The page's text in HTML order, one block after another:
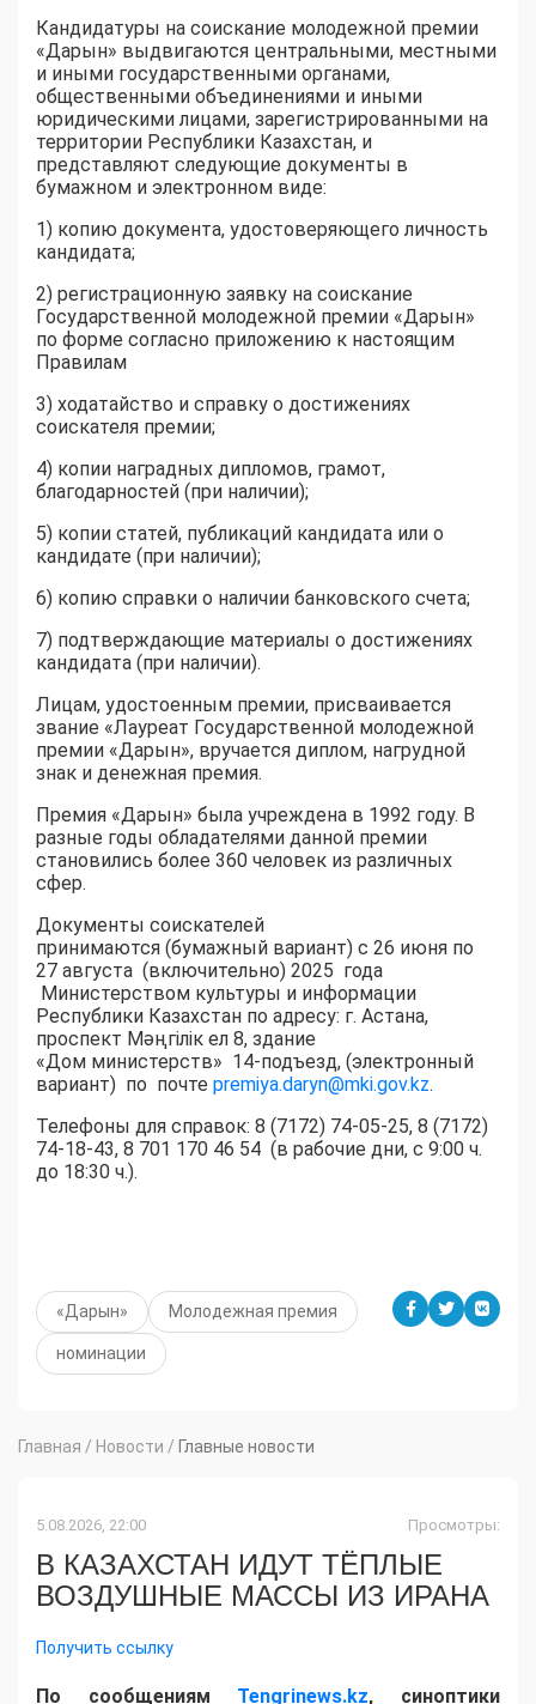
Кандидатуры на соискание молодежной премии
«Дарын» выдвигаются центральными, местными
и иными государственными органами,
общественными объединениями и иными
юридическими лицами, зарегистрированными на
территории Республики Казахстан, и
представляют следующие документы в
бумажном и электронном виде:
1) копию документа, удостоверяющего личность
кандидата;
2) регистрационную заявку на соискание
Государственной молодежной премии «Дарын»
по форме согласно приложению к настоящим
Правилам
3) ходатайство и справку о достижениях
соискателя премии;
4) копии наградных дипломов, грамот,
благодарностей (при наличии);
5) копии статей, публикаций кандидата или о
кандидате (при наличии);
6) копию справки о наличии банковского счета;
7) подтверждающие материалы о достижениях
кандидата (при наличии).
Лицам, удостоенным премии, присваивается
звание «Лауреат Государственной молодежной
премии «Дарын», вручается диплом, нагрудной
знак и денежная премия.
Премия «Дарын» была учреждена в 1992 году. В
разные годы обладателями данной премии
становились более 360 человек из различных
сфер.
Документы соискателей
принимаются (бумажный вариант) с 26 июня по
27 августа (включительно) 2025 года
Министерством культуры и информации
Республики Казахстан по адресу: г. Астана,
проспект Мәңгілік ел 8, здание
«Дом министерств» 14-подъезд, (электронный
вариант) по почте premiya.daryn@mki.gov.kz.
Телефоны для справок: 8 (7172) 74-05-25, 8 (7172)
74-18-43, 8 701 170 46 54 (в рабочие дни, с 9:00 ч.
до 18:30 ч.).
«Дарын» Молодежная премия
номинации
Главная / Новости / Главные новости
5.08.2026, 22:00 Просмотры:
В КАЗАХСТАН ИДУТ ТЁПЛЫЕ
ВОЗДУШНЫЕ МАССЫ ИЗ ИРАНА
Получить ссылку
По сообщениям Tengrinews.kz, синоптики